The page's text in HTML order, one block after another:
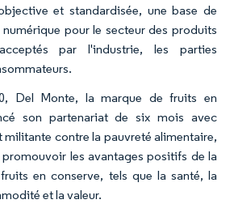
et standardisée, une base de
pour le secteur des produits
par l'industrie, les parties
Del Monte, la marque de fruits en
son partenariat de six mois avec
militante contre la pauvreté alimentaire,
les avantages positifs de la
en conserve, tels que la santé, la
et la valeur.